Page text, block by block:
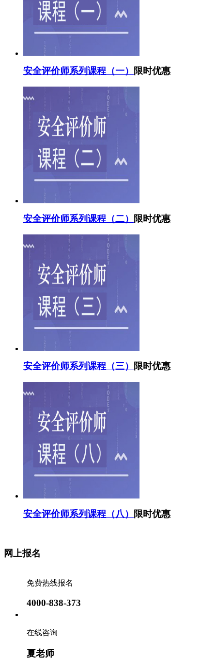
安全评价师系列课程（一） 限时优惠
安全评价师系列课程（二） 限时优惠
安全评价师系列课程（三） 限时优惠
安全评价师系列课程（八） 限时优惠
网上报名
免费热线报名
4000-838-373
在线咨询
夏老师